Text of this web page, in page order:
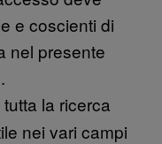
e coscienti di
nel presente
la ricerca
nei vari campi